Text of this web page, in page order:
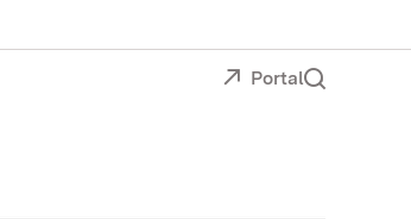
Portal